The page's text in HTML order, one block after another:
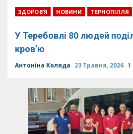
ЗДОРОВ’Я НОВИНИ ТЕРНОПІЛЛЯ
У Теребовлі 80 людей
кров’ю
Антоніна Коляда 23 Травня, 2026 1